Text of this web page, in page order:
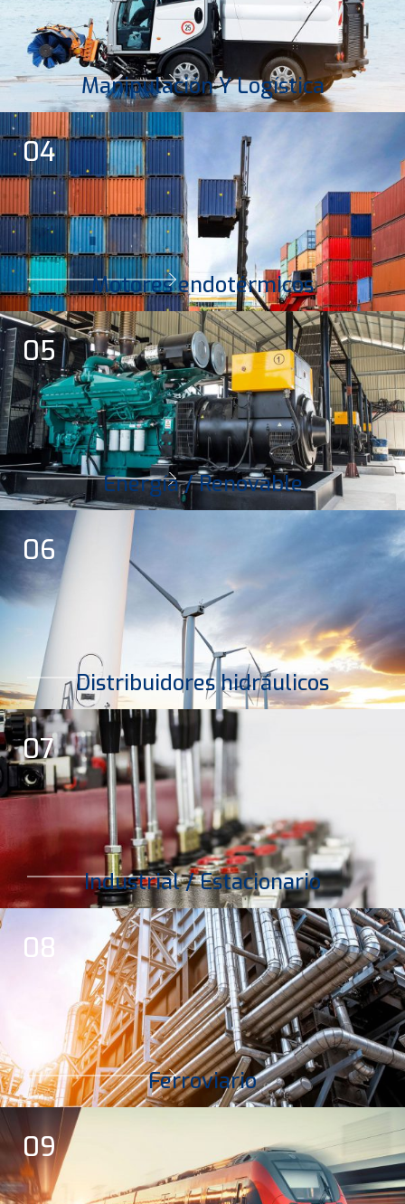
04
Manipulación Y Logística
05
Motores endotérmicos
06
Energía / Renovable
07
Distribuidores hidráulicos
08
Industrial / Estacionario
09
Ferroviario